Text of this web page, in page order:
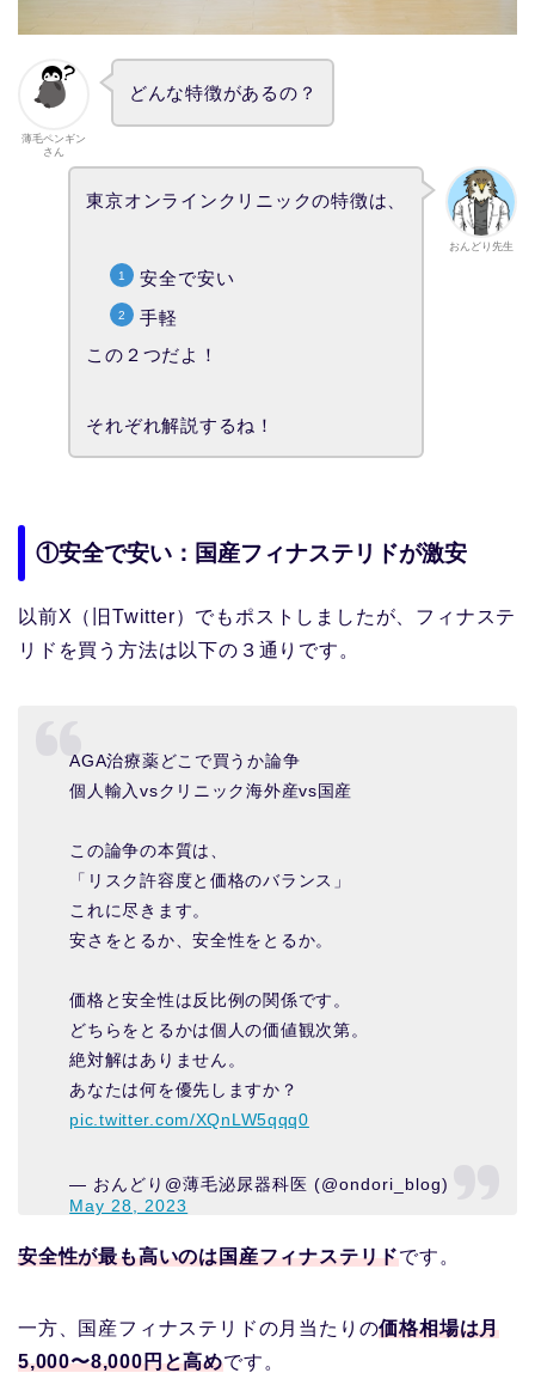
薄毛ペンギン
さん
どんな特徴があるの？
おんどり先生
東京オンラインクリニックの特徴は、
安全で安い
手軽
この２つだよ！
それぞれ解説するね！
①安全で安い：国産フィナステリドが激安
以前X（旧Twitter）でもポストしましたが、フィナステ
リドを買う方法は以下の３通りです。
AGA治療薬どこで買うか論争
個人輸入vsクリニック海外産vs国産
この論争の本質は、
「リスク許容度と価格のバランス」
これに尽きます。
安さをとるか、安全性をとるか。
価格と安全性は反比例の関係です。
どちらをとるかは個人の価値観次第。
絶対解はありません。
あなたは何を優先しますか？
pic.twitter.com/XQnLW5qqq0
— おんどり@薄毛泌尿器科医 (@ondori_blog)
May 28, 2023
安全性が最も高いのは国産フィナステリドです。
一方、国産フィナステリドの月当たりの価格相場は月
5,000〜8,000円と高めです。